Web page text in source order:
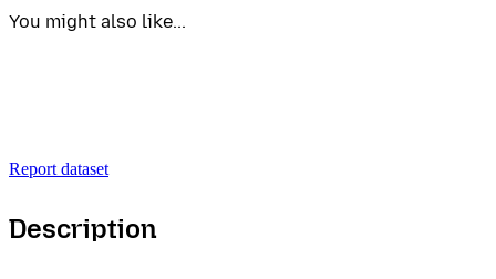
You might also like...
Report dataset
Description